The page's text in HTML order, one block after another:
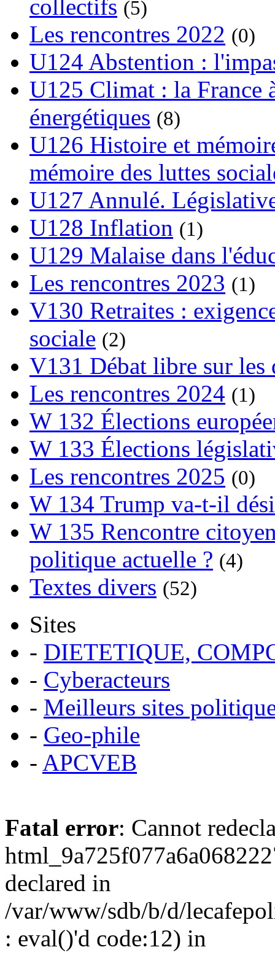
collectifs (5)
Les rencontres 2022 (0)
U124 Abstention :
U125 Climat : la France
énergétiques (8)
U126 Histoire et
mémoire des luttes
U127 Annulé.
U128 Inflation (1)
U129 Malaise dans
Les rencontres 2023 (1)
V130 Retraites :
sociale (2)
V131 Débat libre sur les
Les rencontres 2024 (1)
W 132 Élections
W 133 Élections
Les rencontres 2025 (0)
W 134 Trump va-t-il
W 135 Rencontre
politique actuelle ? (4)
Textes divers (52)
Sites
- DIETETIQUE,
- Cyberacteurs
- Meilleurs sites
- Geo-phile
- APCVEB
Fatal error: Cannot
declared in
/var/www/sdb/b/d/
: eval()'d code:12) in